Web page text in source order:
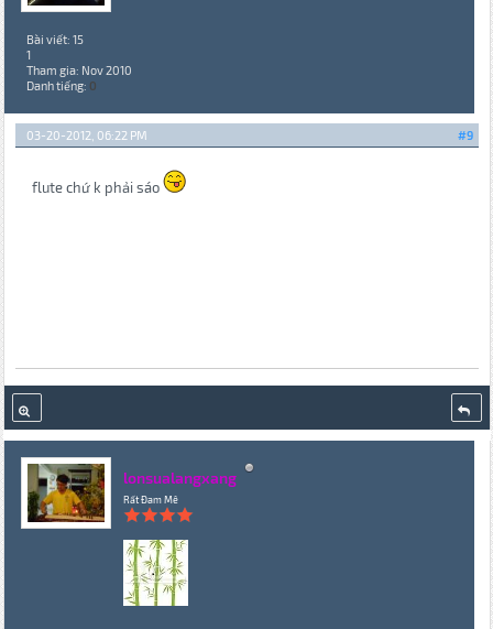
Bài viết: 15
1
Tham gia: Nov 2010
Danh tiếng: 0
#9
03-20-2012, 06:22 PM
flute chứ k phải sáo
lonsualangxang
Rất Đam Mê